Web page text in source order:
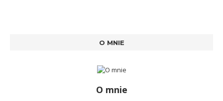
O MNIE
O mnie